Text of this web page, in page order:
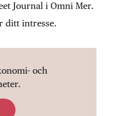
Journal i Omni Mer.
ditt intresse.
och